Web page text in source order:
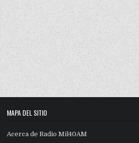
MAPA DEL SITIO
Acerca de Radio Mil40AM